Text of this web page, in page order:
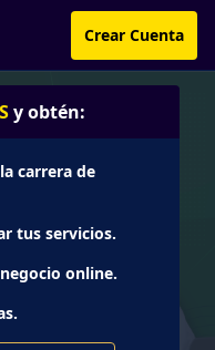
Crear Cuenta
y obtén:
carrera de
tus servicios.
online.